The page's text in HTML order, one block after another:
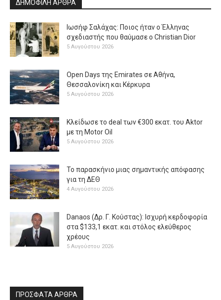
ΔΗΜΟΦΙΛΗ ΑΡΘΡΑ
Ιωσήφ Σαλάχας: Ποιος ήταν ο Έλληνας
σχεδιαστής που θαύμασε ο Christian Dior
5 Αυγούστου 2026
Open Days της Emirates σε Αθήνα,
Θεσσαλονίκη και Κέρκυρα
5 Αυγούστου 2026
Κλείδωσε το deal των €300 εκατ. του Aktor
με τη Μotor Oil
5 Αυγούστου 2026
Το παρασκήνιο μιας σημαντικής απόφασης
για τη ΔΕΘ
4 Αυγούστου 2026
Danaos (Δρ. Γ. Κούστας): Ισχυρή κερδοφορία
στα $133,1 εκατ. και στόλος ελεύθερος
χρέους
5 Αυγούστου 2026
ΠΡΟΣΦΑΤΑ ΑΡΘΡΑ